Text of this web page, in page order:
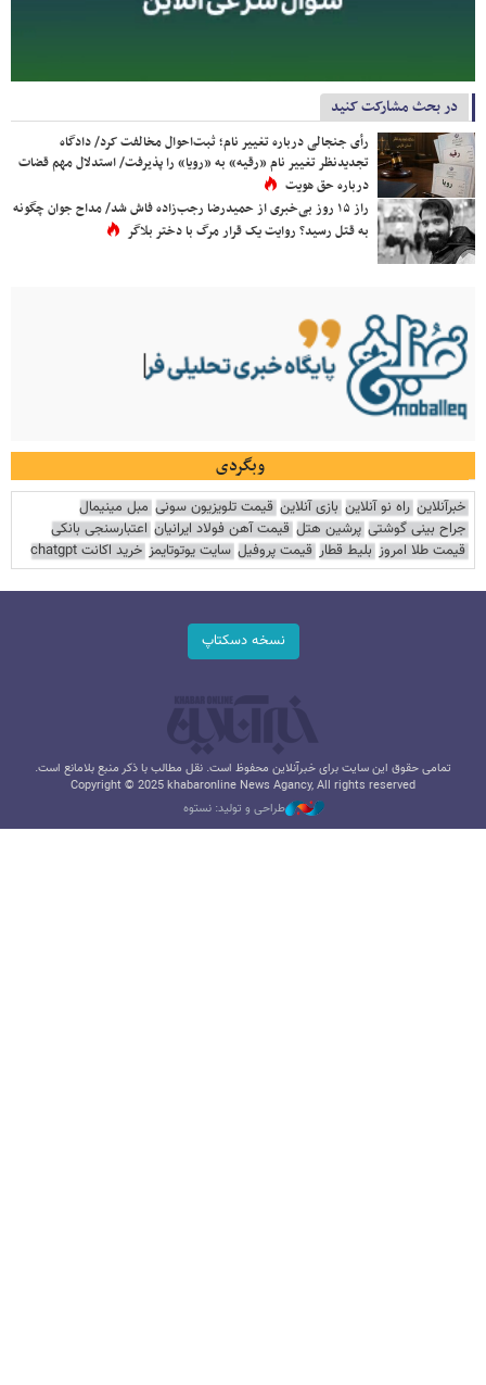
در بحث مشارکت کنید
رأی جنجالی درباره تغییر نام؛ ثبت‌احوال مخالفت کرد/ دادگاه
تجدیدنظر تغییر نام «رقیه» به «رویا» را پذیرفت/ استدلال مهم قضات
درباره حق هویت
راز ۱۵ روز بی‌خبری از حمیدرضا رجب‌زاده فاش شد/ مداح جوان چگونه
به قتل رسید؟ روایت یک قرار مرگ با دختر بلاگر
وبگردی
خبرآنلاین راه نو آنلاین بازی آنلاین قیمت تلویزیون سونی مبل مینیمال
جراح بینی گوشتی پرشین هتل قیمت آهن فولاد ایرانیان اعتبارسنجی بانکی
قیمت طلا امروز بلیط قطار قیمت پروفیل سایت یوتوتایمز خرید اکانت chatgpt
نسخه دسکتاپ
تمامی حقوق این سایت برای خبرآنلاین محفوظ است. نقل مطالب با ذکر منبع بلامانع است.
Copyright © 2025 khabaronline News Agancy, All rights reserved
طراحی و تولید: نستوه